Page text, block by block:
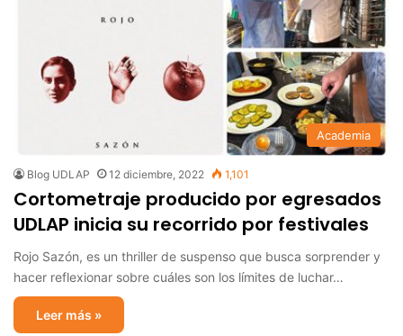
Academia
Blog UDLAP 12 diciembre, 2022 1,101
Cortometraje producido por egresados
UDLAP inicia su recorrido por festivales
Rojo Sazón, es un thriller de suspenso que busca sorprender y
hacer reflexionar sobre cuáles son los límites de luchar…
Leer más »